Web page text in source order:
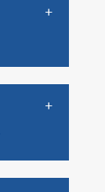
+
+